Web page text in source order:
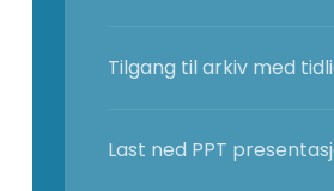
Tilgang til arkiv med
Last ned PPT